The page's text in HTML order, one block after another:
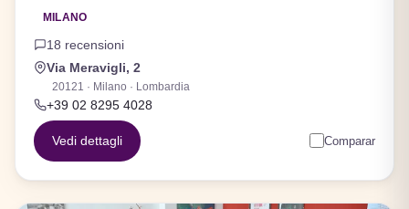
MILANO
18 recensioni
Via Meravigli, 2
20121 · Milano · Lombardia
+39 02 8295 4028
Vedi dettagli Comparar